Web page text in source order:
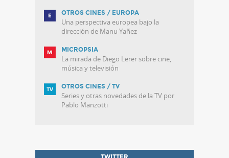
OTROS CINES / EUROPA
Una perspectiva europea bajo la
dirección de Manu Yañez
MICROPSIA
La mirada de Diego Lerer sobre cine,
música y televisión
OTROS CINES / TV
Series y otras novedades de la TV por
Pablo Manzotti